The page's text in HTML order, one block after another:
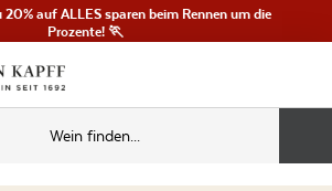
20% auf ALLES sparen beim Rennen um die
Prozente! 🏃